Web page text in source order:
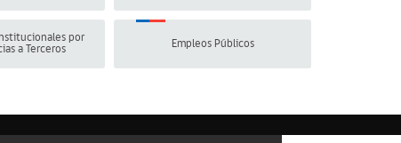
Empleos Públicos
por
a Terceros